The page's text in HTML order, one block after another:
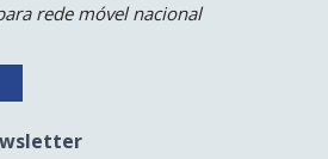
rede móvel nacional